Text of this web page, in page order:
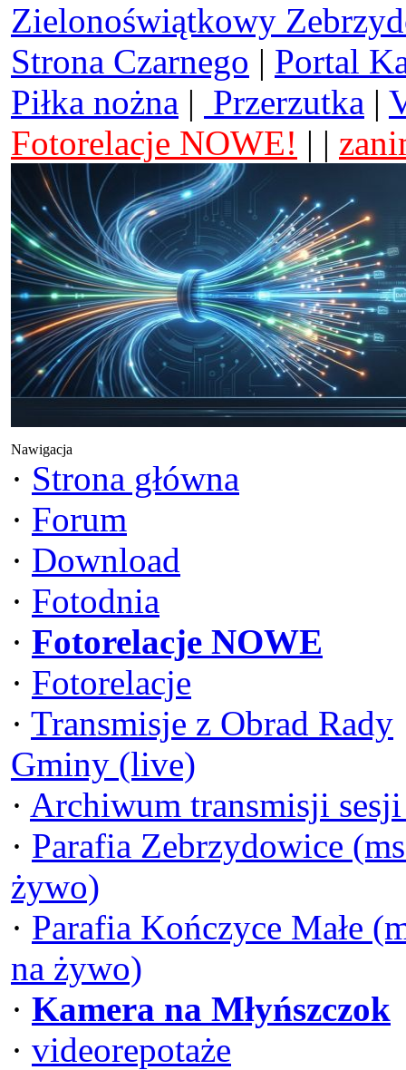
Zielonoświątkowy
Strona Czarnego | Portal
Piłka nożna | Przerzutka |
Fotorelacje NOWE! | |
Nawigacja
· Strona główna
· Forum
· Download
· Fotodnia
· Fotorelacje NOWE
· Fotorelacje
· Transmisje z Obrad Rady
Gminy (live)
· Archiwum transmisji
· Parafia Zebrzydowice
żywo)
· Parafia Kończyce Małe
na żywo)
· Kamera na Młyńszczok
· videorepotaże